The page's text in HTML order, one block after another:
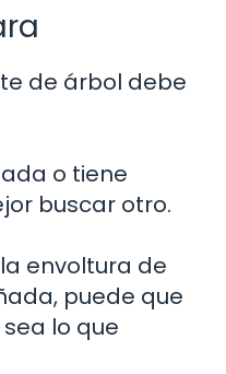
de árbol debe
o tiene
buscar otro.
envoltura de
puede que
lo que